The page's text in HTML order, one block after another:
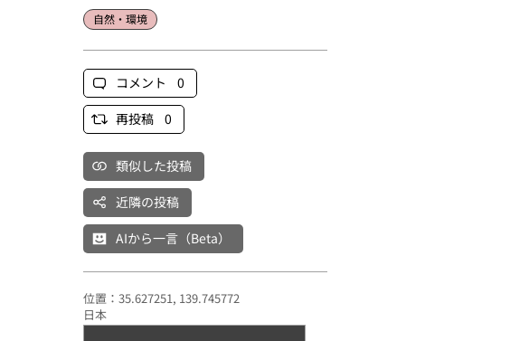
自然・環境
コメント 0
再投稿 0
類似した投稿
近隣の投稿
AIから一言（Beta）
位置：35.627251, 139.745772
日本